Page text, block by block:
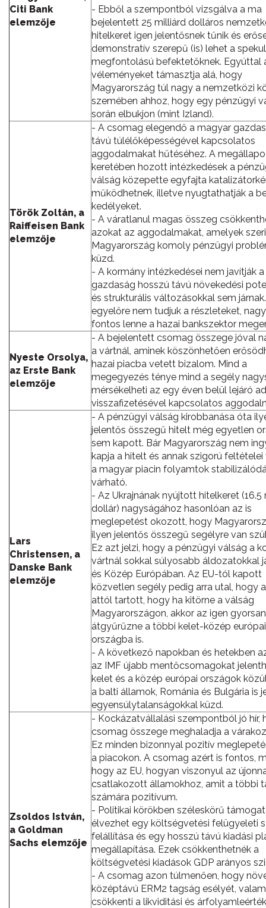
Citi Bank
elemzője
- Ebből a szempontból vizsgálva a ma
bejelentett 25 milliárd dolláros
hitelkeret igen jelentősnek tűnik és
demonstratív szerepű (is) lehet a
megfontolású befektetőknek. Egyúttal
véleményeket támasztja alá, hogy
Magyarország túl nagy a nemzetközi
szemében ahhoz, hogy egy pénzügyi
során elbukjon (mint Izland).
Török Zoltán, a
Raiffeisen Bank
elemzője
- A csomag elegendő a magyar
távú túlélőképességével kapcsolatos
aggodalmakat hűtéséhez. A
keretében hozott intézkedések a
válság közepette egyfajta
működhetnek, illetve nyugtathatják a
kedélyeket.
- A váratlanul magas összeg
azokat az aggodalmakat, amelyek
Magyarország komoly pénzügyi
küzd.
- A kormány intézkedései nem javítják a
gazdaság hosszú távú növekedési
és strukturális változásokkal sem
egyelőre nem tudjuk a részleteket,
fontos lenne a hazai bankszektor
Nyeste Orsolya,
az Erste Bank
elemzője
- A bejelentett csomag összege jóval
a vártnál, aminek köszönhetően
hazai piacba vetett bizalom. Mind a
megegyezés ténye mind a segély
mérsékelheti az egy éven belül lejáró
visszafizetésével kapcsolatos
Lars
Christensen, a
Danske Bank
elemzője
- A pénzügyi válság kirobbanása óta
jelentős összegű hitelt még egyetlen
sem kapott. Bár Magyarország nem
kapja a hitelt és annak szigorú feltételei
a magyar piacin folyamtok
várható.
- Az Ukrajnának nyújtott hitelkeret (16.5
dollár) nagyságához hasonlóan az is
meglepetést okozott, hogy
ilyen jelentős összegű segélyre van
Ez azt jelzi, hogy a pénzügyi válság a
vártnál sokkal súlyosabb áldozatokkal
és Közép Európában. Az EU-tól kapott
közvetlen segély pedig arra utal, hogy
attól tartott, hogy ha kitörne a válság
Magyarországon, akkor az igen gyorsan
átgyűrűzne a többi kelet-közép európai
országba is.
- A következő napokban és hetekben
az IMF újabb mentőcsomagokat
kelet és a közép európai országok
a balti államok, Románia és Bulgária is
egyensúlytalanságokkal küzd.
Zsoldos István,
a Goldman
Sachs elemzője
- Kockázatvállalási szempontból jó hír,
csomag összege meghaladja a
Ez minden bizonnyal pozitív
a piacokon. A csomag azért is fontos,
hogy az EU, hogyan viszonyul az
csatlakozott államokhoz, amit a többi
számára pozitívum.
- Politikai körökben széleskörű
élvezhet egy költségvetési felügyeleti
felállítása és egy hosszú távú kiadási
megállapítása. Ezek csökkenthetnék a
költségvetési kiadások GDP arányos
- A csomag azon túlmenően, hogy
középtávú ERM2 tagság esélyét,
csökkenti a likviditási és